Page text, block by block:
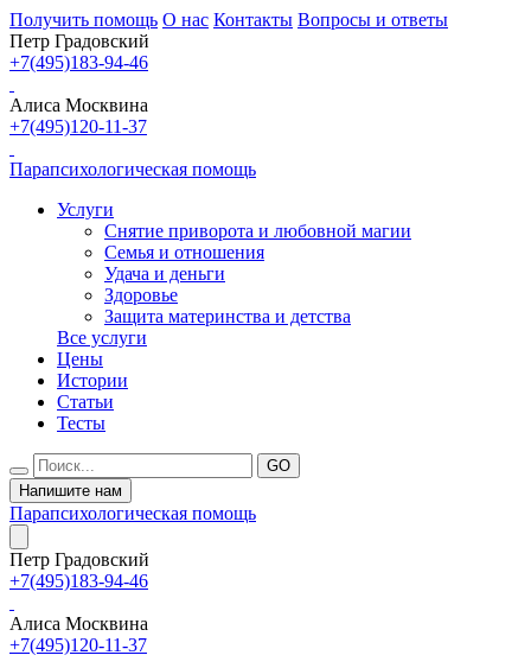
Получить помощь О нас Контакты Вопросы и ответы
Петр Градовский
+7(495)183-94-46
Алиса Москвина
+7(495)120-11-37
Парапсихологическая помощь
Услуги
Снятие приворота и любовной магии
Семья и отношения
Удача и деньги
Здоровье
Защита материнства и детства
Все услуги
Цены
Истории
Статьи
Тесты
Напишите нам
Парапсихологическая помощь
Петр Градовский
+7(495)183-94-46
Алиса Москвина
+7(495)120-11-37